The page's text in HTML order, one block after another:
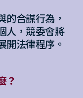
的合謀行為，
人，競委會將
開法律程序。
？